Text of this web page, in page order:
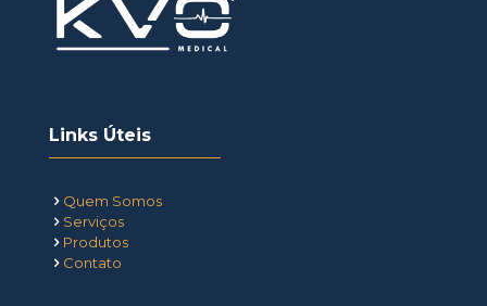
Links Úteis
Quem Somos
Serviços
Produtos
Contato